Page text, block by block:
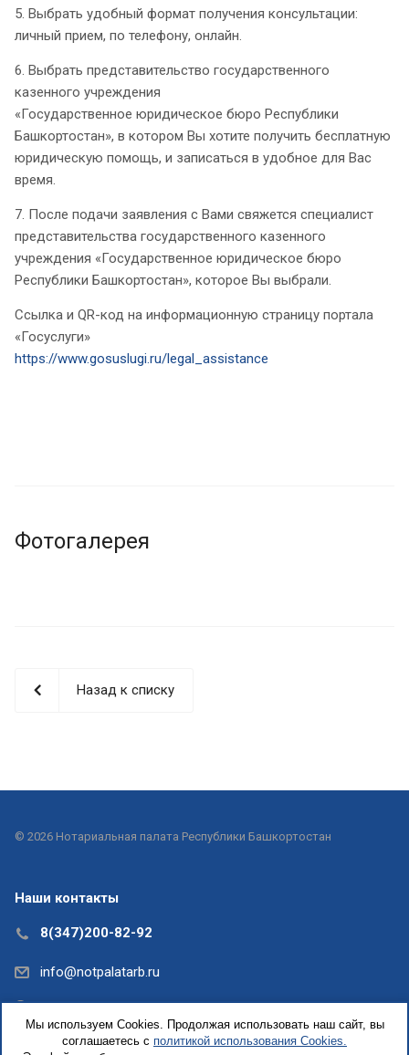
5. Выбрать удобный формат получения консультации:
личный прием, по телефону, онлайн.
6. Выбрать представительство государственного
казенного учреждения
«Государственное юридическое бюро Республики
Башкортостан», в котором Вы хотите получить бесплатную
юридическую помощь, и записаться в удобное для Вас
время.
7. После подачи заявления с Вами свяжется специалист
представительства государственного казенного
учреждения «Государственное юридическое бюро
Республики Башкортостан», которое Вы выбрали.
Ссылка и QR-код на информационную страницу портала
«Госуслуги»
https://www.gosuslugi.ru/legal_assistance
Фотогалерея
Назад к списку
© 2026 Нотариальная палата Республики Башкортостан
Наши контакты
8(347)200-82-92
info@notpalatarb.ru
офис 5
Мы используем Cookies. Продолжая использовать наш сайт, вы
соглашаетесь с политикой использования Cookies.